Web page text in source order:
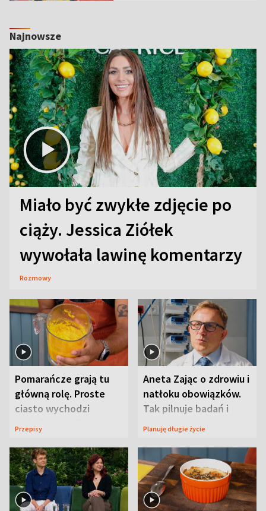
Najnowsze
Miało być zwykłe zdjęcie po
ciąży. Jessica Ziółek
wywołała lawinę komentarzy
Rozmowy
Pomarańcze grają tu
główną rolę. Proste
ciasto wychodzi
wyjątkowo wilgotne
Przepisy
Aneta Zając o zdrowiu i
natłoku obowiązków.
Tak pilnuje badań i
wizyt
Planuję długie życie